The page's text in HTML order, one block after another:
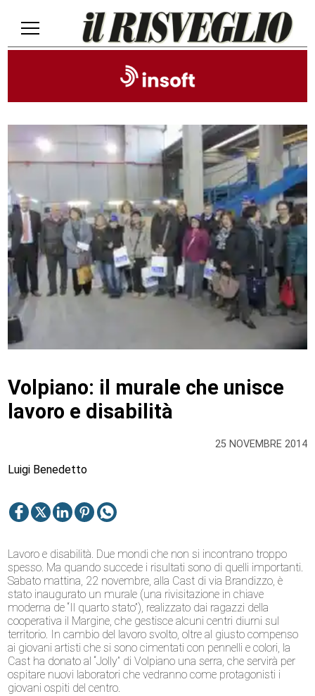
25 NOVEMBRE 2014
Volpiano: il murale che unisce
lavoro e disabilità
Luigi Benedetto
Lavoro e disabilità. Due mondi che non si incontrano troppo
spesso. Ma quando succede i risultati sono di quelli importanti.
Sabato mattina, 22 novembre, alla Cast di via Brandizzo, è
stato inaugurato un murale (una rivisitazione in chiave
moderna de “Il quarto stato”), realizzato dai ragazzi della
cooperativa il Margine, che gestisce alcuni centri diurni sul
territorio. In cambio del lavoro svolto, oltre al giusto compenso
ai giovani artisti che si sono cimentati con pennelli e colori, la
Cast ha donato al “Jolly” di Volpiano una serra, che servirà per
ospitare nuovi laboratori che vedranno come protagonisti i
giovani ospiti del centro.